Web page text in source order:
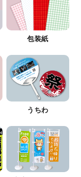
包装紙
うちわ